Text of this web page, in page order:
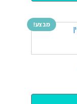
מבצע!